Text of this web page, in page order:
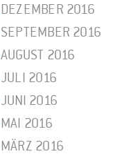
DEZEMBER 2016
SEPTEMBER 2016
AUGUST 2016
JULI 2016
JUNI 2016
MAI 2016
MÄRZ 2016